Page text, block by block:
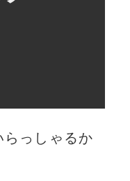
らっしゃるか